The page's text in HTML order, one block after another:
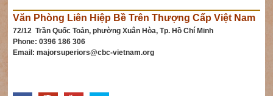
Văn Phòng Liên Hiệp Bề Trên Thượng Cấp Việt Nam
72/12 Trần Quốc Toản, phường Xuân Hòa, Tp. Hồ Chí Minh
Phone: 0396 186 306
Email:majorsuperiors@cbc-vietnam.org